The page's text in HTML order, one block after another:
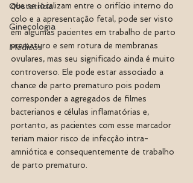
Obstetrícia
Ginecologia
Médicos
que se localizam entre o orifício interno do
colo e a apresentação fetal, pode ser visto
em algumas pacientes em trabalho de parto
prematuro e sem rotura de membranas
ovulares, mas seu significado ainda é muito
controverso. Ele pode estar associado a
chance de parto prematuro pois podem
corresponder a agregados de filmes
bacterianos e células inflamatórias e,
portanto, as pacientes com esse marcador
teriam maior risco de infecção intra-
amniótica e consequentemente de trabalho
de parto prematuro.